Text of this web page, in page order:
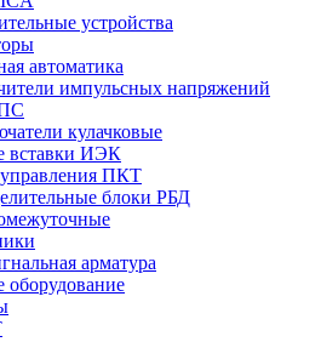
устройства
автоматика
импульсных напряжений
кулачковые
вставки ИЭК
ПКТ
блоки РБД
арматура
оборудование